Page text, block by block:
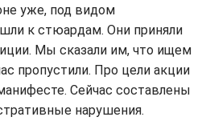
уже, под видом
к стюардам. Они приняли
Мы сказали им, что ищем
пропустили. Про цели акции
Сейчас составлены
нарушения.